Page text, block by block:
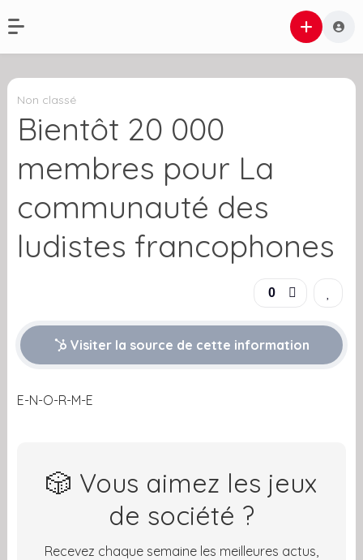
Non classé
Bientôt 20 000
membres pour La
communauté des
ludistes francophones
0
Visiter la source de cette information
E-N-O-R-M-E
🎲 Vous aimez les jeux
de société ?
Recevez chaque semaine les meilleures actus,